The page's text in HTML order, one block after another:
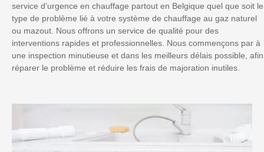
service d’urgence en chauffage partout en Belgique quel que soit le
type de problème lié à votre système de chauffage au gaz naturel
ou mazout. Nous offrons un service de qualité pour des
interventions rapides et professionnelles. Nous commençons par à
une inspection minutieuse et dans les meilleurs délais possible, afin
réparer le problème et réduire les frais de majoration inutiles.